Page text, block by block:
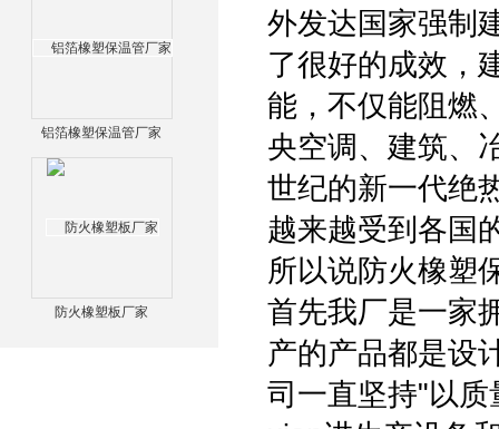
铝箔橡塑保温管厂家
防火橡塑板厂家
外发达国家强制
了很好的成效，
能，不仅能阻燃
央空调、建筑、
世纪的新一代绝
越来越受到各国
所以说防火橡塑
首先我厂是一家
产的产品都是设
司一直坚持"以质